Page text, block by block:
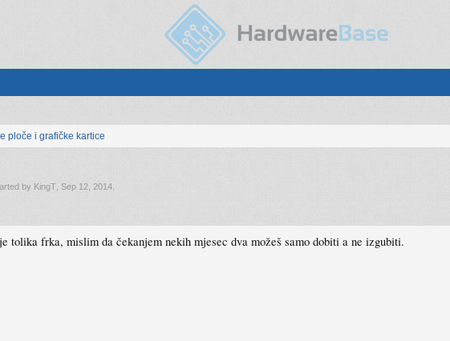
ploče i grafičke kartice
by KingT Sep 12, 2014
tolika frka, mislim da čekanjem nekih mjesec dva možeš samo dobiti a ne izgubiti.